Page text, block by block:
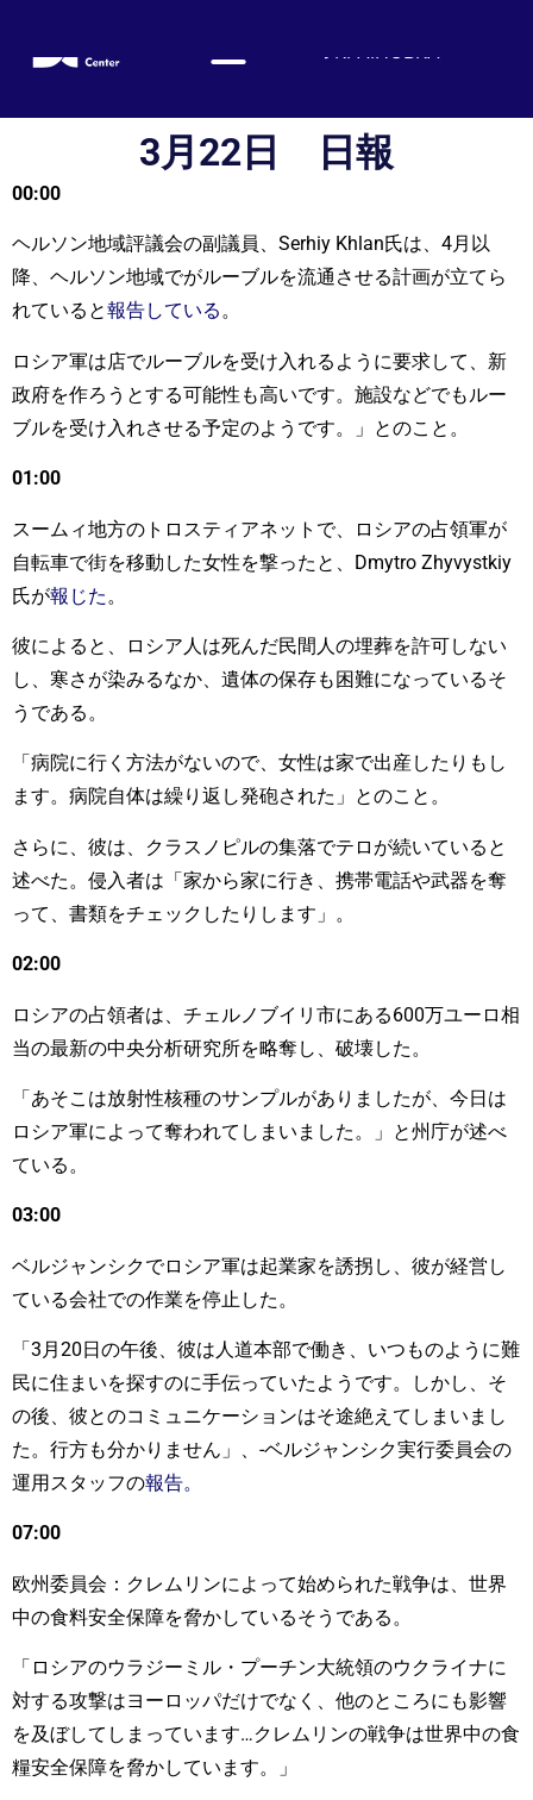
УКРАЇНСЬКА
ESPAÑOL
DEUTSCH
简体中文
हिन्दी
ITALIANO
3月22日 日報
00:00
ヘルソン地域評議会の副議員、Serhiy Khlan氏は、4月以
降、ヘルソン地域でがルーブルを流通させる計画が立てら
れていると報告している。
ロシア軍は店でルーブルを受け入れるように要求して、新
政府を作ろうとする可能性も高いです。施設などでもルー
ブルを受け入れさせる予定のようです。」とのこと。
01:00
スームィ地方のトロスティアネットで、ロシアの占領軍が
自転車で街を移動した女性を撃ったと、Dmytro Zhyvystkiy
氏が報じた 。
彼によると、ロシア人は死んだ民間人の埋葬を許可しない
し、寒さが染みるなか、遺体の保存も困難になっているそ
うである。
「病院に行く方法がないので、女性は家で出産したりもし
ます。病院自体は繰り返し発砲された」とのこと。
さらに、彼は、クラスノピルの集落でテロが続いていると
述べた。侵入者は「家から家に行き、携帯電話や武器を奪
って、書類をチェックしたりします」。
02:00
ロシアの占領者は、チェルノブイリ市にある600万ユーロ相
当の最新の中央分析研究所を略奪し、破壊した。
「あそこは放射性核種のサンプルがありましたが、今日は
ロシア軍によって奪われてしまいました。」と州庁が述べ
ている。
03:00
ベルジャンシクでロシア軍は起業家を誘拐し、彼が経営し
ている会社での作業を停止した。
「3月20日の午後、彼は人道本部で働き、いつものように難
民に住まいを探すのに手伝っていたようです。しかし、そ
の後、彼とのコミュニケーションはそ途絶えてしまいまし
た。行方も分かりません」、-ベルジャンシク実行委員会の
運用スタッフの報告。
07:00
欧州委員会：クレムリンによって始められた戦争は、世界
中の食料安全保障を脅かしているそうである。
「ロシアのウラジーミル・プーチン大統領のウクライナに
対する攻撃はヨーロッパだけでなく、他のところにも影響
を及ぼしてしまっています…クレムリンの戦争は世界中の食
糧安全保障を脅かしています。」